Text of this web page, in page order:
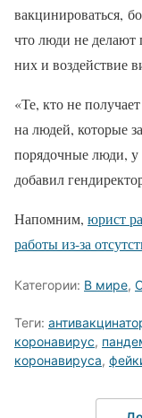
вакцинироваться,
что люди не делают
них и воздействие
«Те, кто не
на людей, которые
порядочные люди,
добавил
Напомним, юрист
работы из-за
Категории: В мире,
Теги:
коронавирус,
коронавируса,